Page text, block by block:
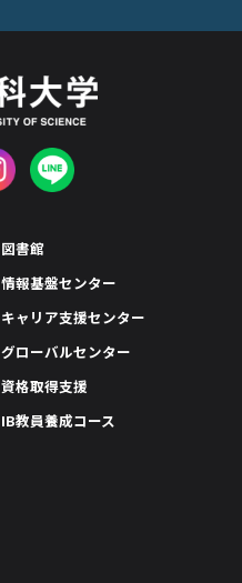
図書館
情報基盤センター
キャリア支援センター
グローバルセンター
資格取得支援
IB教員養成コース